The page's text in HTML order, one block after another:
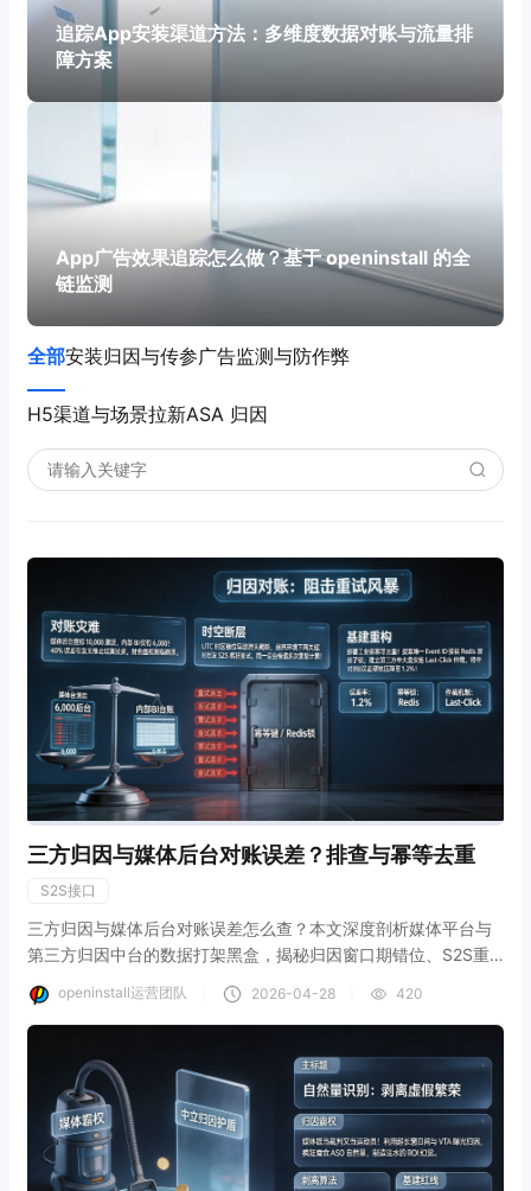
追踪App安装渠道方法：多维度数据对账与流量排
障方案
App广告效果追踪怎么做？基于 openinstall 的全
链监测
全部安装归因与传参广告监测与防作弊
H5渠道与场景拉新ASA 归因
三方归因与媒体后台对账误差？排查与幂等去重
S2S接口
三方归因与媒体后台对账误差怎么查？本文深度剖析媒体平台与
第三方归因中台的数据打架黑盒，揭秘归因窗口期错位、S2S重
试风暴与口径差异的底层物理逻辑。结合openinstall中立对账底
座，教您构建基于唯一设备标识与时间戳的幂等去重架构，将财
务与投放的数据对账误差率硬核压降至1.2%，彻底解决买量结算
的扯皮难题。
openinstall运营团队 2026-04-28 420